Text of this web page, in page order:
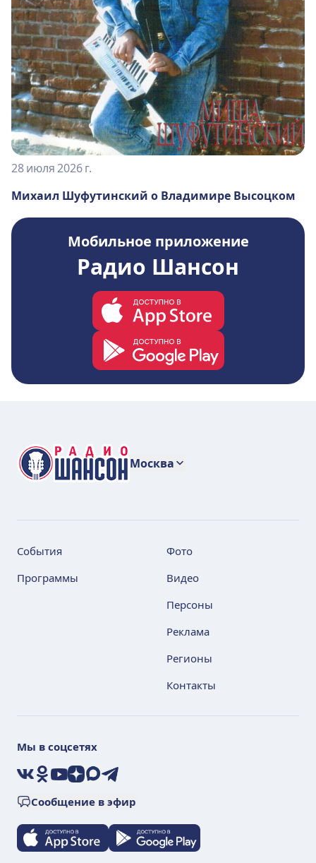
28 июля 2026 г.
Михаил Шуфутинский о Владимире Высоцком
Мобильное приложение
Радио Шансон
Москва
События
Программы
Фото
Видео
Персоны
Реклама
Регионы
Контакты
Мы в соцсетях
VKOkYouTube
ДзенMaxTelegram
Сообщение в эфир